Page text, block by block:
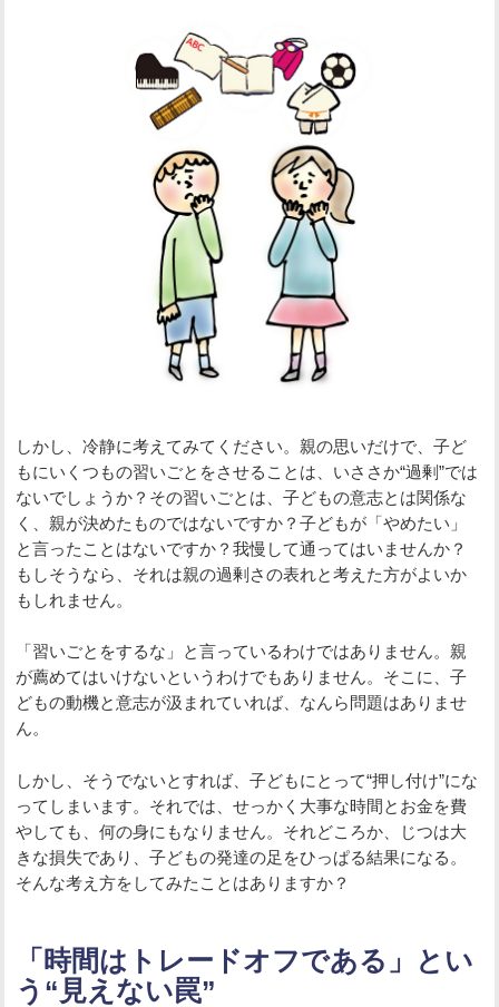
しかし、冷静に考えてみてください。親の思いだけで、子ど
もにいくつもの習いごとをさせることは、いささか“過剰”では
ないでしょうか？その習いごとは、子どもの意志とは関係な
く、親が決めたものではないですか？子どもが「やめたい」
と言ったことはないですか？我慢して通ってはいませんか？
もしそうなら、それは親の過剰さの表れと考えた方がよいか
もしれません。
「習いごとをするな」と言っているわけではありません。親
が薦めてはいけないというわけでもありません。そこに、子
どもの動機と意志が汲まれていれば、なんら問題はありませ
ん。
しかし、そうでないとすれば、子どもにとって“押し付け”にな
ってしまいます。それでは、せっかく大事な時間とお金を費
やしても、何の身にもなりません。それどころか、じつは大
きな損失であり、子どもの発達の足をひっぱる結果になる。
そんな考え方をしてみたことはありますか？
「時間はトレードオフである」とい
う“見えない罠”